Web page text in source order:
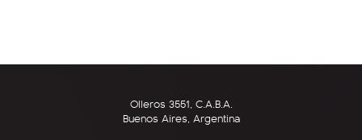
Olleros 3551, C.A.B.A.
Buenos Aires, Argentina